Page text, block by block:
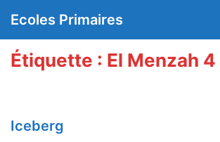
auEcoles Primaires
Étiquette : El Menzah 4
Iceberg